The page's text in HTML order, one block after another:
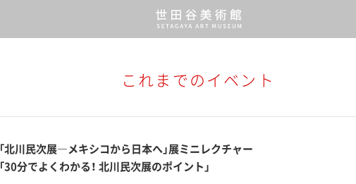
これまでのイベント
「北川民次展―メキシコから日本へ」展ミニレクチャー
「30分でよくわかる！ 北川民次展のポイント」